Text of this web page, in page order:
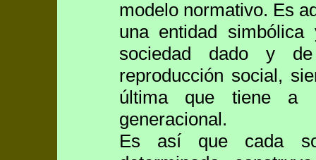
modelo normativo. Es
una entidad
sociedad dado y
reproducción social,
última que tiene a
generacional.
Es así que cada